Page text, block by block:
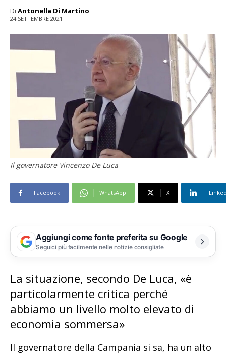
Di Antonella Di Martino
24 SETTEMBRE 2021
Il governatore Vincenzo De Luca
Facebook WhatsApp X
Aggiungi come fonte preferita su Google
Seguici più facilmente nelle notizie consigliate
La situazione, secondo De Luca, «è
particolarmente critica perché
abbiamo un livello molto elevato di
economia sommersa»
Il governatore della Campania si sa, ha un alto